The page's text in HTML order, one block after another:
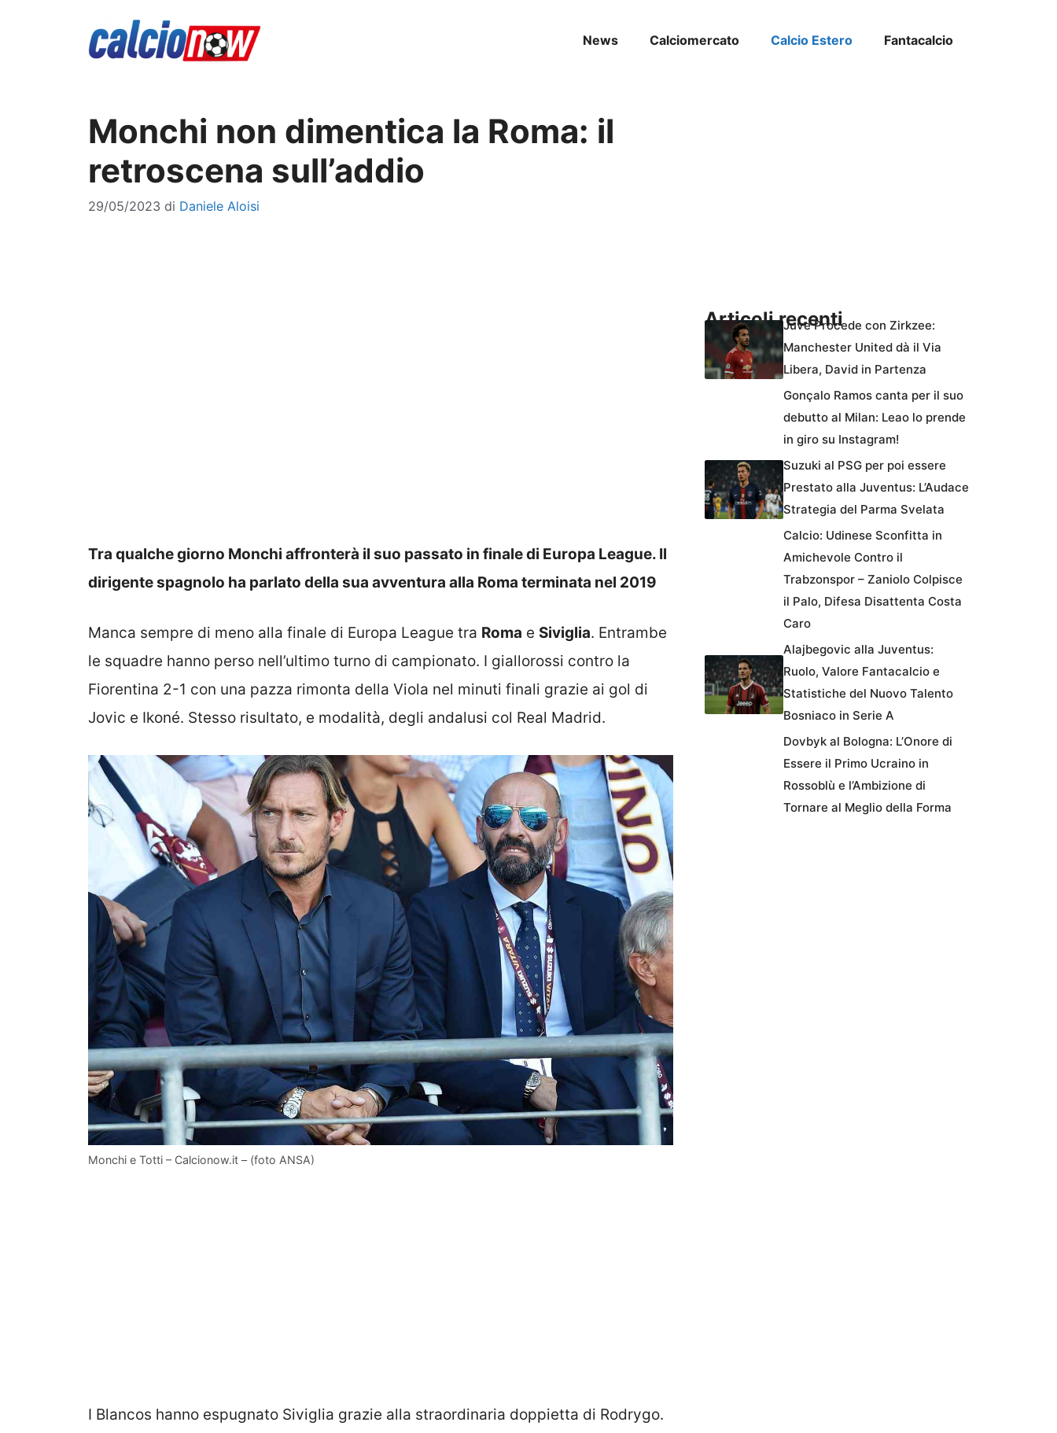
News Calciomercato Calcio Estero Fantacalcio
Monchi non dimentica la Roma: il
retroscena sull’addio
29/05/2023 di Daniele Aloisi
Tra qualche giorno Monchi affronterà il suo passato in finale di Europa League. Il
dirigente spagnolo ha parlato della sua avventura alla Roma terminata nel 2019
Manca sempre di meno alla finale di Europa League tra Roma e Siviglia. Entrambe
le squadre hanno perso nell’ultimo turno di campionato. I giallorossi contro la
Fiorentina 2-1 con una pazza rimonta della Viola nel minuti finali grazie ai gol di
Jovic e Ikoné. Stesso risultato, e modalità, degli andalusi col Real Madrid.
Monchi e Totti – Calcionow.it – (foto ANSA)
I Blancos hanno espugnato Siviglia grazie alla straordinaria doppietta di Rodrygo.
Articoli recentiJuve Procede con Zirkzee:
Manchester United dà il Via
Libera, David in Partenza
Gonçalo Ramos canta per il suo
debutto al Milan: Leao lo prende
in giro su Instagram!
Suzuki al PSG per poi essere
Prestato alla Juventus: L’Audace
Strategia del Parma Svelata
Calcio: Udinese Sconfitta in
Amichevole Contro il
Trabzonspor – Zaniolo Colpisce
il Palo, Difesa Disattenta Costa
Caro
Alajbegovic alla Juventus:
Ruolo, Valore Fantacalcio e
Statistiche del Nuovo Talento
Bosniaco in Serie A
Dovbyk al Bologna: L’Onore di
Essere il Primo Ucraino in
Rossoblù e l’Ambizione di
Tornare al Meglio della Forma